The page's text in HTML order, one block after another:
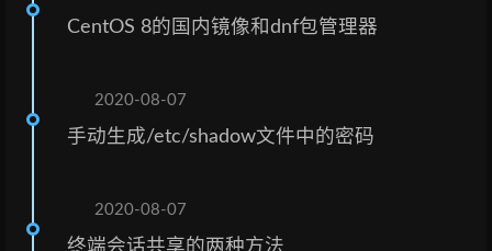
CentOS 8的国内镜像和dnf包管理器
2020-08-07
手动生成/etc/shadow文件中的密码
2020-08-07
终端会话共享的两种方法